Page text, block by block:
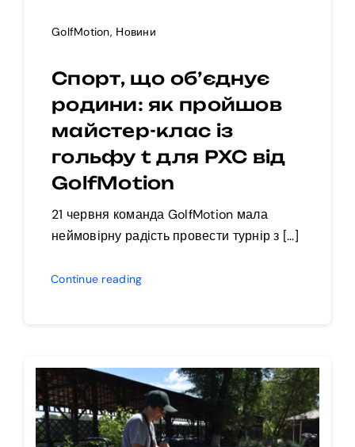
GolfMotion, Новини
Спорт, що об’єднує
родини: як пройшов
майстер-клас із
гольфу t для РХС від
GolfMotion
21 червня команда GolfMotion мала
неймовірну радість провести турнір з […]
Continue reading